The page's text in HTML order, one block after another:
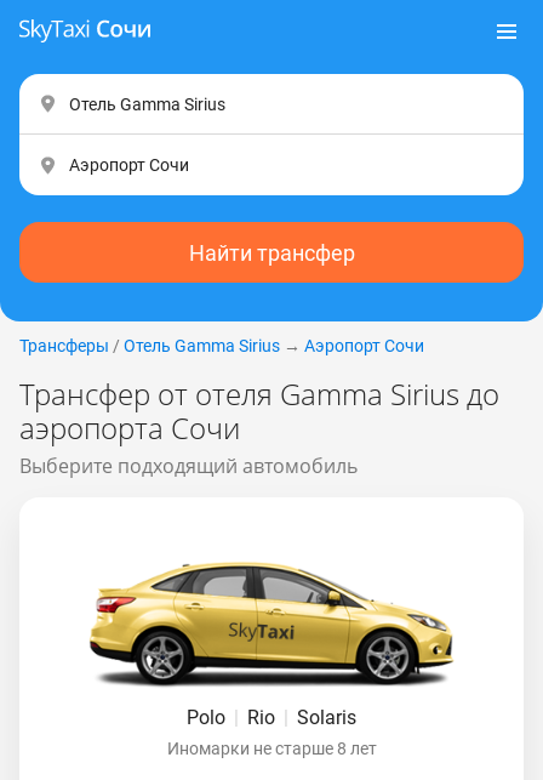
Найти трансфер
Трансферы / Отель Gamma Sirius → Аэропорт Сочи
Трансфер от отеля Gamma Sirius до
аэропорта Сочи
Выберите подходящий автомобиль
Polo | Rio | Solaris
Иномарки не старше 8 лет